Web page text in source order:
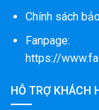
Chính sách
Fanpage:
https://
HỖ TRỢ KHÁCH